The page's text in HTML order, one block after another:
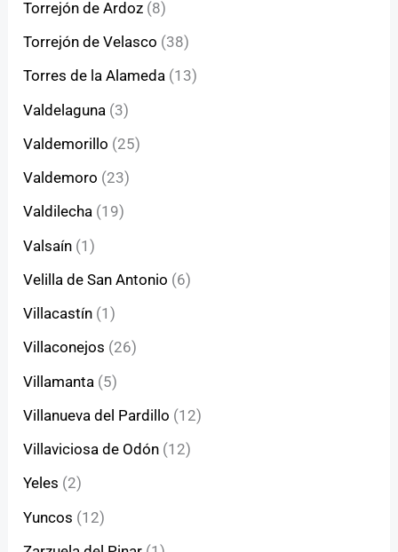
Torrejón de Ardoz (8)
Torrejón de Velasco (38)
Torres de la Alameda (13)
Valdelaguna (3)
Valdemorillo (25)
Valdemoro (23)
Valdilecha (19)
Valsaín (1)
Velilla de San Antonio (6)
Villacastín (1)
Villaconejos (26)
Villamanta (5)
Villanueva del Pardillo (12)
Villaviciosa de Odón (12)
Yeles (2)
Yuncos (12)